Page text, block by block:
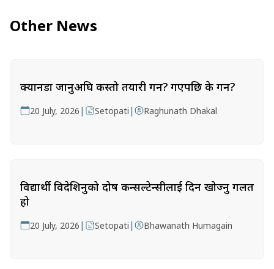
Other News
क्यानडा जानुअघि कस्तो तयारी गर्ने? गएपछि के गर्ने?
20 July, 2026 | Setopati | Raghunath Dhakal
विद्यार्थी विदेशिनुको दोष कन्सल्टेन्सीलाई दिन खोज्नु गलत
हो
20 July, 2026 | Setopati | Bhawanath Humagain